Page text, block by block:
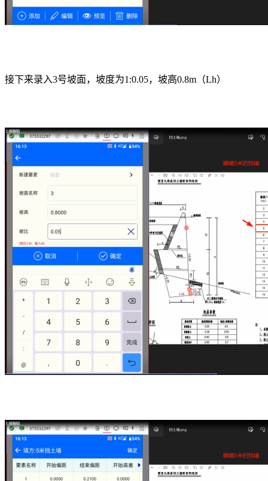
接下来录入3号坡面，坡度为1:0.05，坡高0.8m（Lh）